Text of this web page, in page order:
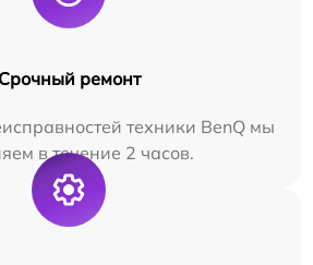
Срочный ремонт
техники BenQ мы
в течение 2 часов.